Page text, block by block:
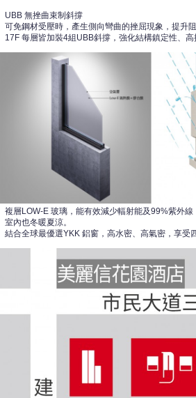
UBB 無挫曲束制斜撐
可免鋼材受壓時，產生側向彎曲的挫屈現象，提升
17F 每層皆加裝4組UBB斜撐，強化結構鎮定性、高
複層LOW-E 玻璃，能有效減少輻射能及99%紫外線
室內也冬暖夏涼。
結合全球最優選YKK 鋁窗，高水密、高氣密，享受